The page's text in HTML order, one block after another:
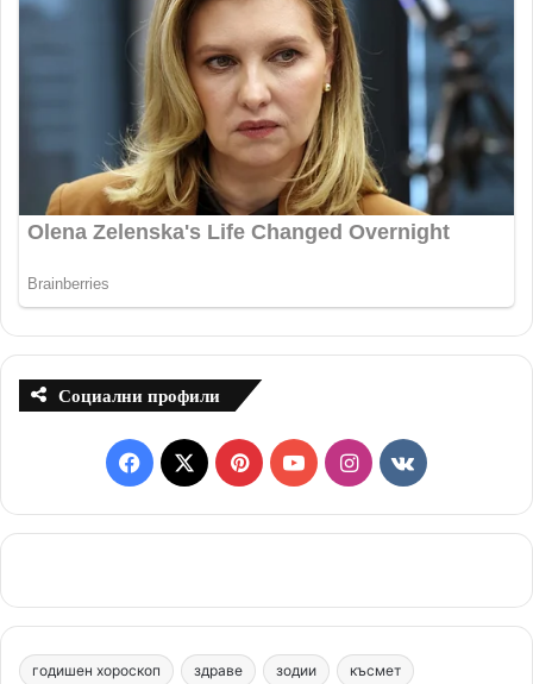
Социални профили
F
a
e
b
X
P
i
t
e
Y
o
T
u
I
n
t
a
v
k
c
годишен хороскоп здраве зодии късмет